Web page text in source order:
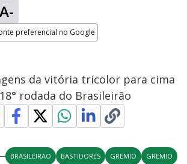
A-
preferencial no Google
da vitória tricolor para cima
rodada do Brasileirão
BRASILEIRAO BASTIDORES GREMIO GREMIO